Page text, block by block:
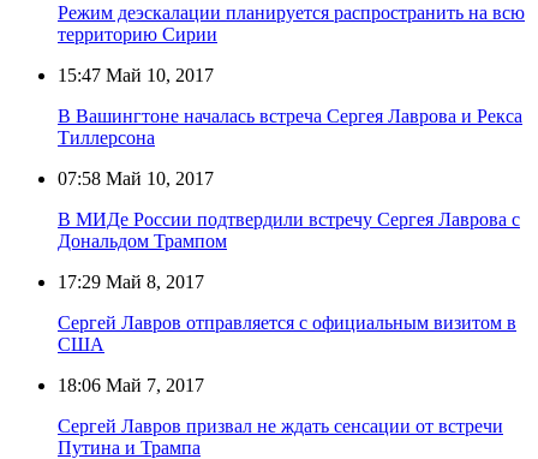
Режим деэскалации планируется распространить на всю
территорию Сирии
15:47 Май 10, 2017
В Вашингтоне началась встреча Сергея Лаврова и Рекса
Тиллерсона
07:58 Май 10, 2017
В МИДе России подтвердили встречу Сергея Лаврова с
Дональдом Трампом
17:29 Май 8, 2017
Сергей Лавров отправляется с официальным визитом в
США
18:06 Май 7, 2017
Сергей Лавров призвал не ждать сенсации от встречи
Путина и Трампа